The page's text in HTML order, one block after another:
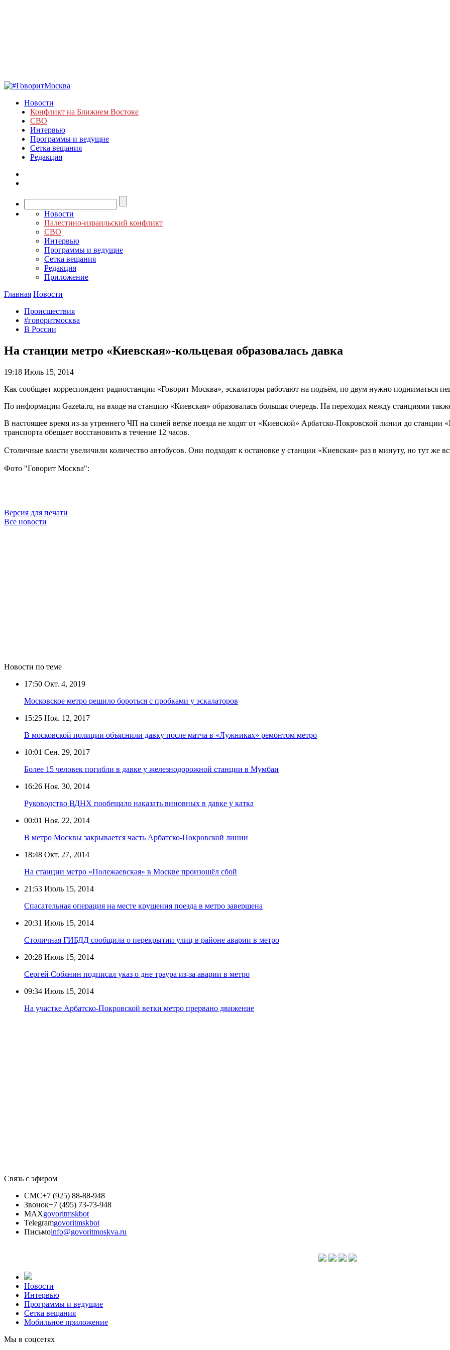
Новости
Конфликт на Ближнем Востоке
СВО
Интервью
Программы и ведущие
Сетка вещания
Редакция
Новости
Палестино-израильский конфликт
СВО
Интервью
Программы и ведущие
Сетка вещания
Редакция
Приложение
Главная Новости
Происшествия
#говоритмосква
В России
На станции метро «Киевская»-кольцевая образовалась давка
19:18 Июль 15, 2014
Как сообщает корреспондент радиостанции «Говорит Москва», эскалаторы работают на подъём, по двум нужно подниматься
По информации Gazeta.ru, на входе на станцию «Киевская» образовалась большая очередь. На переходах между станциями
В настоящее время из-за утреннего ЧП на синей ветке поезда не ходят от «Киевской» Арбатско-Покровской линии до
транспорта обещает восстановить в течение 12 часов.
Столичные власти увеличили количество автобусов. Они подходят к остановке у станции «Киевская» раз в минуту, но тут же
Фото "Говорит Москва":
Версия для печати
Все новости
Новости по теме
17:50 Окт. 4, 2019
Московское метро решило бороться с пробками у эскалаторов
15:25 Ноя. 12, 2017
В московской полиции объяснили давку после матча в «Лужниках» ремонтом метро
10:01 Сен. 29, 2017
Более 15 человек погибли в давке у железнодорожной станции в Мумбаи
16:26 Ноя. 30, 2014
Руководство ВДНХ пообещало наказать виновных в давке у катка
00:01 Ноя. 22, 2014
В метро Москвы закрывается часть Арбатско-Покровской линии
18:48 Окт. 27, 2014
На станции метро «Полежаевская» в Москве произошёл сбой
21:53 Июль 15, 2014
Спасательная операция на месте крушения поезда в метро завершена
20:31 Июль 15, 2014
Столичная ГИБДД сообщила о перекрытии улиц в районе аварии в метро
20:28 Июль 15, 2014
Сергей Собянин подписал указ о дне траура из-за аварии в метро
09:34 Июль 15, 2014
На участке Арбатско-Покровской ветки метро прервано движение
Связь с эфиром
СМС+7 (925) 88-88-948
Звонок+7 (495) 73-73-948
MAXgovoritmskbot
Telegramgovoritmskbot
Письмоinfo@govoritmoskva.ru
Новости
Интервью
Программы и ведущие
Сетка вещания
Мобильное приложение
Мы в соцсетях